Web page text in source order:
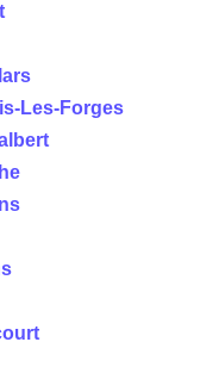
Les-Forges